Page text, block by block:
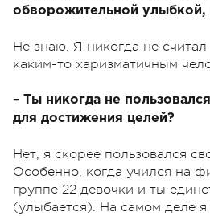
обворожительной улыбкой,
Не знаю. Я никогда не
каким-то харизматичным
– Ты никогда не
для достижения целей?
Нет, я скорее пользовался
Особенно, когда учился на
группе 22 девочки и ты
(улыбается). На самом деле я